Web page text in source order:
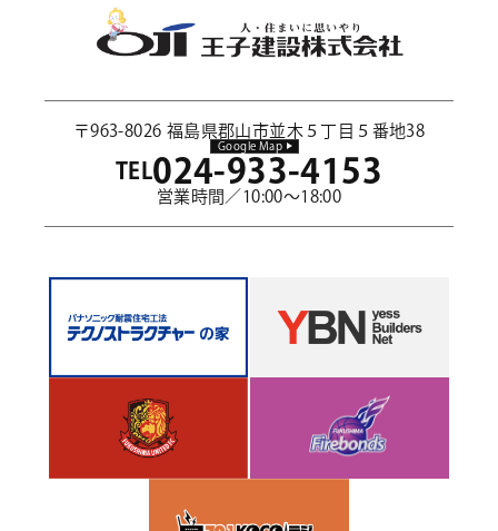
〒963-8026 福島県郡山市並木５丁目５番地38
Google Map
TEL024-933-4153
営業時間／10:00～18:00